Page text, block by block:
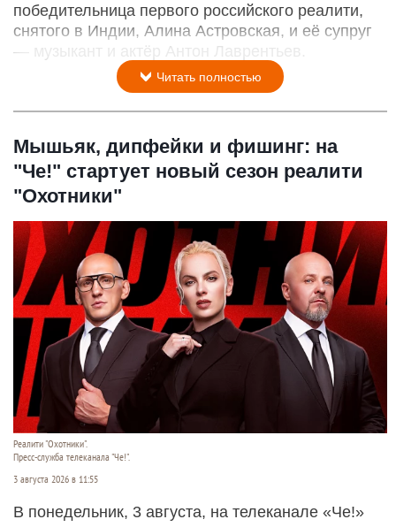
победительница первого российского реалити,
снятого в Индии, Алина Астровская, и её супруг
— музыкант и актёр Антон Лаврентьев.
Читать полностью
Мышьяк, дипфейки и фишинг: на
"Че!" стартует новый сезон реалити
"Охотники"
Реалити "Охотники".
Пресс-служба телеканала "Че!".
3 августа 2026 в 11:55
В понедельник, 3 августа, на телеканале «Че!»